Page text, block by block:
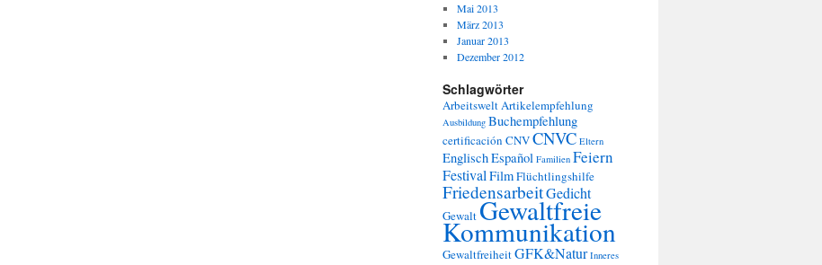
Mai 2013
März 2013
Januar 2013
Dezember 2012
Schlagwörter
ArbeitsweltArtikelempfehlung
Ausbildung Buchempfehlung
certificación CNVCNVC Eltern
EnglischEspañol Familien Feiern
Festival FilmFlüchtlingshilfe
FriedensarbeitGedicht
Gewalt Gewaltfreie
Kommunikation
GewaltfreiheitGFK&Natur Inneres